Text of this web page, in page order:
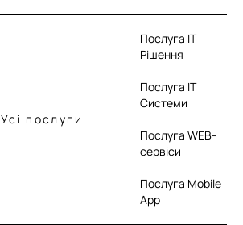
Усі послуги
Послуга IT
Рішення
Послуга IT
Системи
Послуга WEB-
сервіси
Послуга Mobile
App